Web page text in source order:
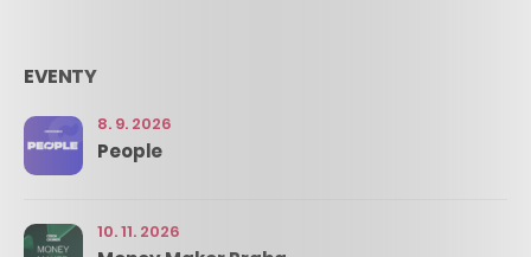
EVENTY
8. 9. 2026
People
10. 11. 2026